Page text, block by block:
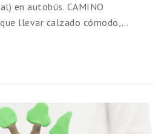
en autobús. CAMINO
que llevar calzado cómodo,…